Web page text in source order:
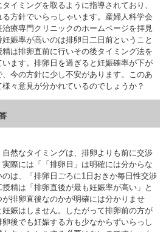
イミングを取るように指導されており、
方針でいらっしゃいます。産婦人科学会
療専門クリニックのホームページを拝見
娠率が高いのは排卵日二日前ということ
は排卵直前に行いその後タイミング法を
ます。排卵日を過ぎると妊娠確率が下が
今の方針に少し不安があります。このあ
々意見が分かれているのでしょうか？
然なタイミングは、排卵よりも前に交渉
際には「「排卵日」は明確には分からな
は、「排卵日ごろに1日おきか毎日性交渉
精は「排卵直後が最も妊娠率が高い」と
排卵直後なのかが明確には分かりませ
娠はしません。したがって排卵前の方が
卵後でも妊娠する方も少なからずいらっし